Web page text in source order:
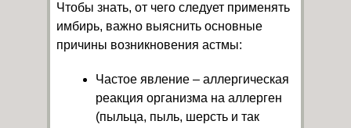
Чтобы знать, от чего следует применять
имбирь, важно выяснить основные
причины возникновения астмы:
Частое явление – аллергическая
реакция организма на аллерген
(пыльца, пыль, шерсть и так